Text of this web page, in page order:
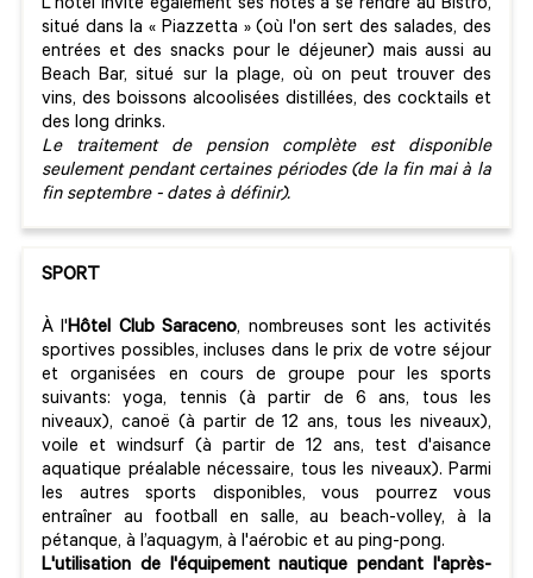
L'hôtel invite également ses hôtes à se rendre au Bistro,
situé dans la « Piazzetta » (où l'on sert des salades, des
entrées et des snacks pour le déjeuner) mais aussi au
Beach Bar, situé sur la plage, où on peut trouver des
vins, des boissons alcoolisées distillées, des cocktails et
des long drinks.
Le traitement de pension complète est disponible
seulement pendant certaines périodes (de la fin mai à la
fin septembre - dates à définir).
SPORT
À l'Hôtel Club Saraceno, nombreuses sont les activités
sportives possibles, incluses dans le prix de votre séjour
et organisées en cours de groupe pour les sports
suivants: yoga, tennis (à partir de 6 ans, tous les
niveaux), canoë (à partir de 12 ans, tous les niveaux),
voile et windsurf (à partir de 12 ans, test d'aisance
aquatique préalable nécessaire, tous les niveaux). Parmi
les autres sports disponibles, vous pourrez vous
entraîner au football en salle, au beach-volley, à la
pétanque, à l’aquagym, à l'aérobic et au ping-pong.
L'utilisation de l'équipement nautique pendant l'après-